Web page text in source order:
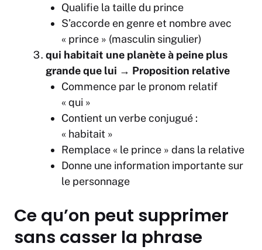
Qualifie la taille du prince
S’accorde en genre et nombre avec
« prince » (masculin singulier)
qui habitait une planète à peine plus
grande que lui → Proposition relative
Commence par le pronom relatif
« qui »
Contient un verbe conjugué :
« habitait »
Remplace « le prince » dans la relative
Donne une information importante sur
le personnage
Ce qu’on peut supprimer
sans casser la phrase